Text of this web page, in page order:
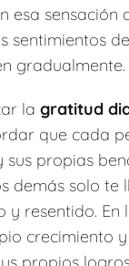
esa sensación
sentimientos
gradualmente.
la gratitud
que cada
propias
demás solo te
y resentido. En
crecimiento